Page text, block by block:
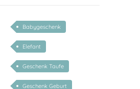
Babygeschenk
Elefant
Geschenk Taufe
Geschenk Geburt